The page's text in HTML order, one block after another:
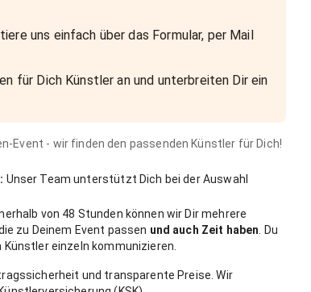
uns einfach über das Formular, per Mail
für Dich Künstler an und unterbreiten Dir ein
Event - wir finden den passenden Künstler für Dich!
Unser Team unterstützt Dich bei der Auswahl
von 48 Stunden können wir Dir mehrere
zu Deinem Event passen und auch Zeit haben . Du
einzeln kommunizieren.
und transparente Preise. Wir